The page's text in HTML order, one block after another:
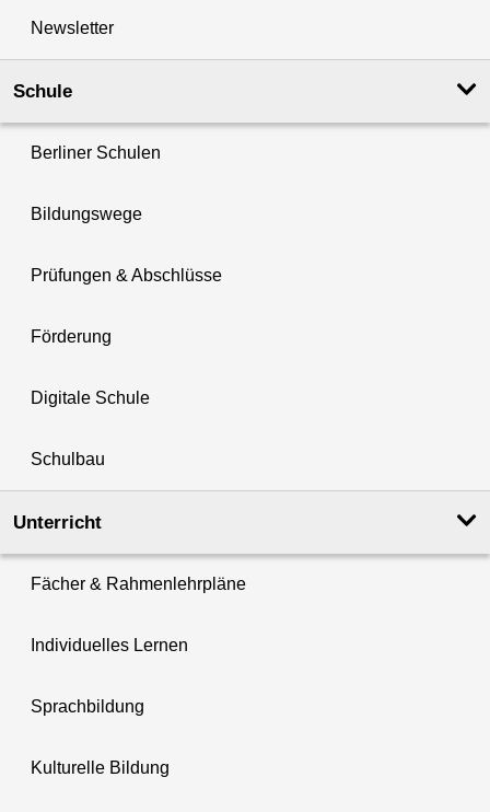
Newsletter
Schule
Berliner Schulen
Bildungswege
Prüfungen & Abschlüsse
Förderung
Digitale Schule
Schulbau
Unterricht
Fächer & Rahmenlehrpläne
Individuelles Lernen
Sprachbildung
Kulturelle Bildung